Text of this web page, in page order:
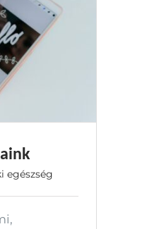
egészség